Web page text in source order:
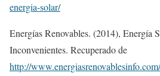
energia-solar/
Energías Renovables. (2014), Energía
Inconvenientes. Recuperado de
http://